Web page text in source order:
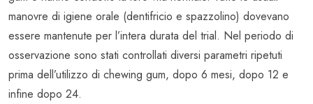
manovre di igiene orale (dentifricio e spazzolino) dovevano
essere mantenute per l’intera durata del trial. Nel periodo di
osservazione sono stati controllati diversi parametri ripetuti
prima dell’utilizzo di chewing gum, dopo 6 mesi, dopo 12 e
infine dopo 24.